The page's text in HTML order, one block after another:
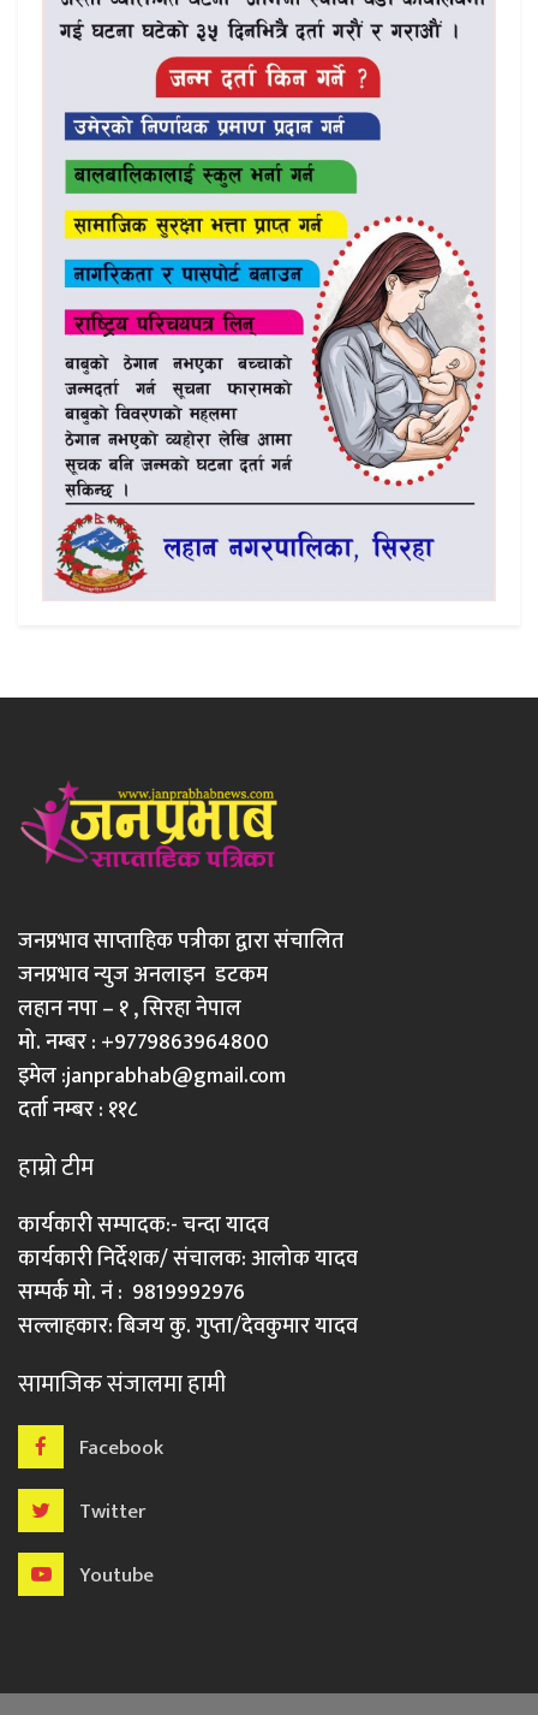
जनप्रभाव साप्ताहिक पत्रीका द्वारा संचालित
जनप्रभाव न्युज अनलाइन डटकम
लहान नपा – १ , सिरहा नेपाल
मो. नम्बर : +9779863964800
इमेल :janprabhab@gmail.com
दर्ता नम्बर : ११८
हाम्रो टीम
कार्यकारी सम्पादक:- चन्दा यादव
कार्यकारी निर्देशक/ संचालक: आलोक यादव
सम्पर्क मो. नं : 9819992976
सल्लाहकार: बिजय कु. गुप्ता/देवकुमार यादव
सामाजिक संजालमा हामी
Facebook
Twitter
Youtube